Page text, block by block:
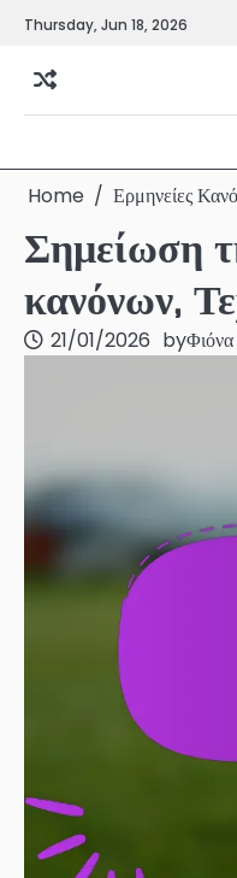
Skip
content
Thursday, Jun 18, 2026
Home Ερμηνείες
Σημείωση
κανόνων,
21/01/2026 by